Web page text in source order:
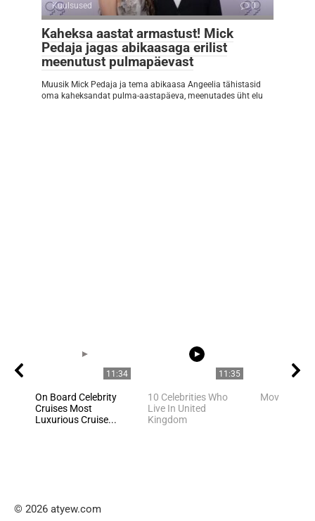
Kuulsused 0
Kaheksa aastat armastust! Mick
Pedaja jagas abikaasaga erilist
meenutust pulmapäevast
Muusik Mick Pedaja ja tema abikaasa Angeelia tähistasid
oma kaheksandat pulma-aastapäeva, meenutades üht elu
11:34
On Board Celebrity
Cruises Most
Luxurious Cruise...
11:35
10 Celebrities Who
Live In United
Kingdom
Movie Stars
© 2026 atyew.com